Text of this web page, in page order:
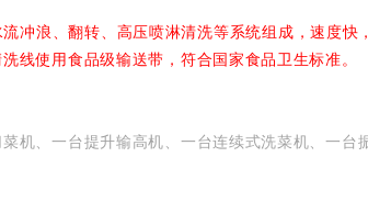
冲浪、翻转、高压喷淋清洗等系统组成，速度
线使用食品级输送带，符合国家食品卫生标准。
机、一台提升输高机、一台连续式洗菜机、一台